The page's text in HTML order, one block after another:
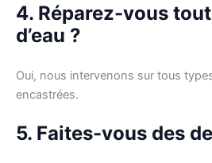
4. Réparez-vous
d’eau ?
Oui, nous intervenons sur tous
encastrées.
5. Faites-vous des